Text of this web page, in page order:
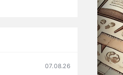
07.08.26